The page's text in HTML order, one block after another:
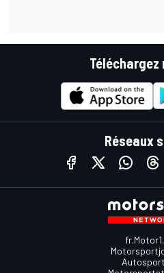
Téléchargez
Réseaux